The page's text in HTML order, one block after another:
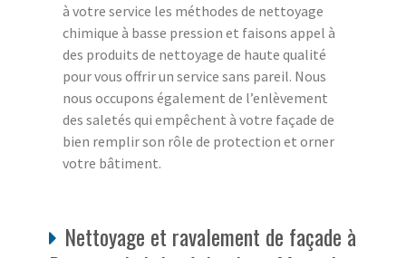
à votre service les méthodes de nettoyage
chimique à basse pression et faisons appel à
des produits de nettoyage de haute qualité
pour vous offrir un service sans pareil. Nous
nous occupons également de l’enlèvement
des saletés qui empêchent à votre façade de
bien remplir son rôle de protection et orner
votre bâtiment.
Nettoyage et ravalement de façade à